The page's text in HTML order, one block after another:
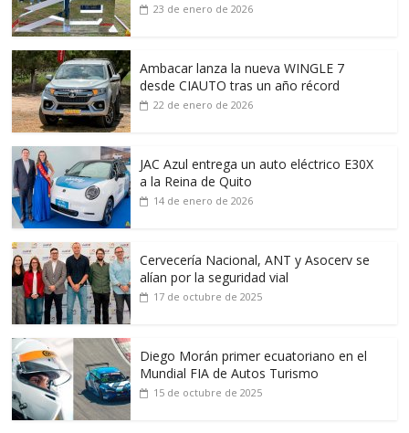
23 de enero de 2026
Ambacar lanza la nueva WINGLE 7
desde CIAUTO tras un año récord
22 de enero de 2026
JAC Azul entrega un auto eléctrico E30X
a la Reina de Quito
14 de enero de 2026
Cervecería Nacional, ANT y Asocerv se
alían por la seguridad vial
17 de octubre de 2025
Diego Morán primer ecuatoriano en el
Mundial FIA de Autos Turismo
15 de octubre de 2025